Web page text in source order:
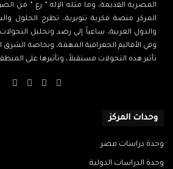
المصرية القديمة، وما مثله الإله ” رع ” من
المركز منصة فكرية تنويرية، تطرح الحلول
والدول العربية، ساعياً إلى رصد وتحليل
وفي الأقاليم الجغرافية المهمة، وبخاصة
تأثير هذه التحولات مستقبلاً، وتأثيرها على
فيسبوك
‫X
وحدات المركز
وحدة دراسات مصر
وحدة الدراسات الدولية